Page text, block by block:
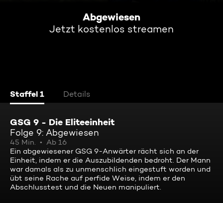
Abgewiesen
Jetzt kostenlos streamen
Staffel 1 Details
GSG 9 - Die Eliteeinheit
Folge 9: Abgewiesen
45 Min.
Ab 16
Ein abgewiesener GSG 9-Anwärter rächt sich an der
Einheit, indem er die Auszubildenden bedroht. Der Mann
war damals als zu unmenschlich eingestuft worden und
übt seine Rache auf perfide Weise, indem er den
Abschlusstest und die Neuen manipuliert.